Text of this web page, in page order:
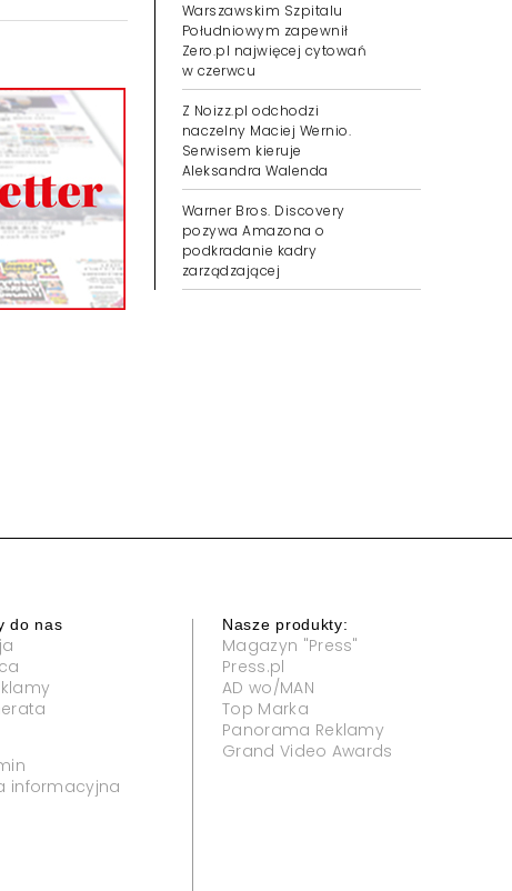
Cykl tekstów o
Warszawskim Szpitalu
Południowym zapewnił
Zero.pl najwięcej cytowań
w czerwcu
Z Noizz.pl odchodzi
naczelny Maciej Wernio.
Serwisem kieruje
Aleksandra Walenda
Warner Bros. Discovery
pozywa Amazona o
podkradanie kadry
zarządzającej